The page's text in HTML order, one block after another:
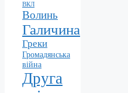
ВКЛ
Волинь
Галичина
Греки
Громадянська
війна
Друга